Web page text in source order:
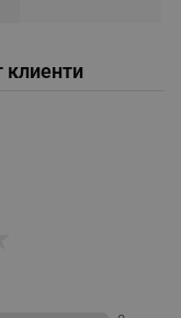
клиенти